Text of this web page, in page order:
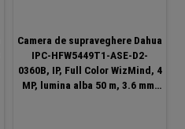
Camera de supraveghere Dahua
IPC-HFW5449T1-ASE-D2-
0360B, IP, Full Color WizMind, 4
MP, lumina alba 50 m, 3.6 mm,